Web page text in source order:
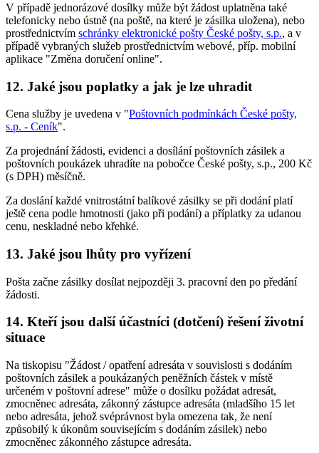
V případě jednorázové dosílky může být žádost uplatněna také
telefonicky nebo ústně (na poště, na které je zásilka uložena), nebo
prostřednictvím schránky elektronické pošty České pošty, s.p., a v
případě vybraných služeb prostřednictvím webové, příp. mobilní
aplikace "Změna doručení online".
12. Jaké jsou poplatky a jak je lze uhradit
Cena služby je uvedena v "Poštovních podmínkách České pošty,
s.p. - Ceník".
Za projednání žádosti, evidenci a dosílání poštovních zásilek a
poštovních poukázek uhradíte na pobočce České pošty, s.p., 200 Kč
(s DPH) měsíčně.
Za doslání každé vnitrostátní balíkové zásilky se při dodání platí
ještě cena podle hmotnosti (jako při podání) a příplatky za udanou
cenu, neskladné nebo křehké.
13. Jaké jsou lhůty pro vyřízení
Pošta začne zásilky dosílat nejpozději 3. pracovní den po předání
žádosti.
14. Kteří jsou další účastníci (dotčení) řešení životní
situace
Na tiskopisu "Žádost / opatření adresáta v souvislosti s dodáním
poštovních zásilek a poukázaných peněžních částek v místě
určeném v poštovní adrese" může o dosílku požádat adresát,
zmocněnec adresáta, zákonný zástupce adresáta (mladšího 15 let
nebo adresáta, jehož svéprávnost byla omezena tak, že není
způsobilý k úkonům souvisejícím s dodáním zásilek) nebo
zmocněnec zákonného zástupce adresáta.